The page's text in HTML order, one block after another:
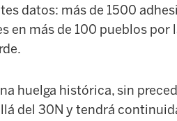
datos: más de 1500
en más de 100 pueblos por
huelga histórica, sin
del 30N y tendrá